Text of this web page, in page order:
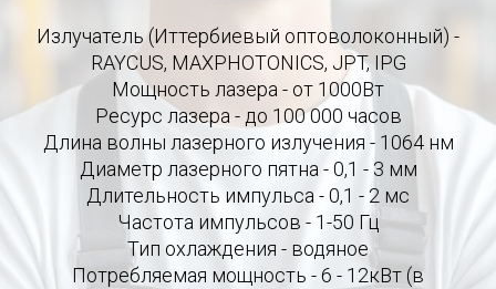
Излучатель (Иттербиевый оптоволоконный) -
RAYCUS, MAXPHOTONICS, JPT, IPG
Мощность лазера - от 1000Вт
Ресурс лазера - до 100 000 часов
Длина волны лазерного излучения - 1064 нм
Диаметр лазерного пятна - 0,1 - 3 мм
Длительность импульса - 0,1 - 2 мс
Частота импульсов - 1-50 Гц
Тип охлаждения - водяное
Потребляемая мощность - 6 - 12кВт (в